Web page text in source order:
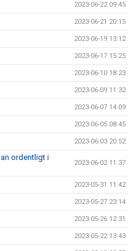
2023-06-22 09:45
2023-06-21 20:15
2023-06-19 13:12
2023-06-17 15:25
2023-06-10 18:23
2023-06-09 11:32
2023-06-07 14:09
2023-06-05 08:45
2023-06-03 20:52
ordentligt i
2023-06-02 11:37
2023-05-31 11:42
2023-05-27 23:14
2023-05-26 12:31
2023-05-22 13:43